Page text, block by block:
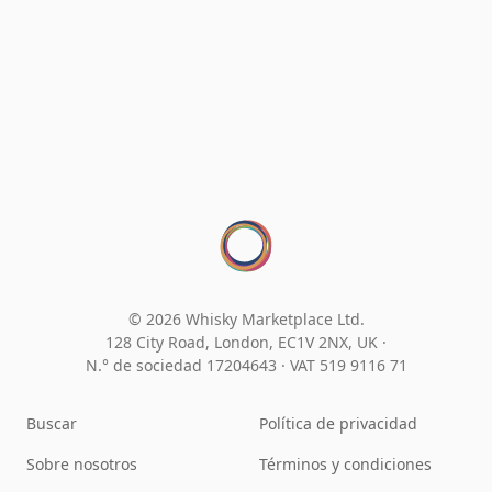
© 2026 Whisky Marketplace Ltd.
128 City Road, London, EC1V 2NX, UK ·
N.° de sociedad 17204643 · VAT 519 9116 71
Buscar
Sobre nosotros
Política de privacidad
Términos y condiciones